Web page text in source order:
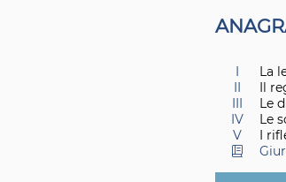
A
I
La
II
Il
III
Le
IV
Le
V
I